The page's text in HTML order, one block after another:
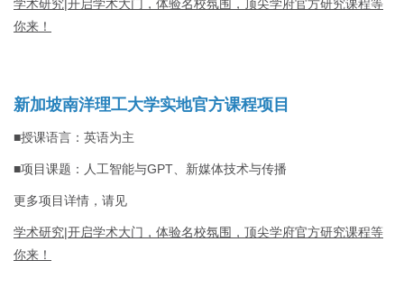
学术研究|开启学术大门，体验名校氛围，顶尖学府官方研究课程等
你来！
新加坡南洋理工大学实地官方课程项目
■授课语言：英语为主
■项目课题：人工智能与GPT、新媒体技术与传播
更多项目详情，请见
学术研究|开启学术大门，体验名校氛围，顶尖学府官方研究课程等
你来！